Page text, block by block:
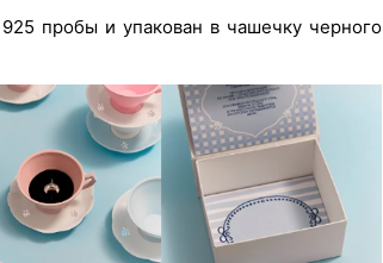
пробы и упакован в чашечку черного